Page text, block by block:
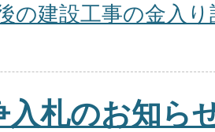
の建設工事の金入
入札のお知ら